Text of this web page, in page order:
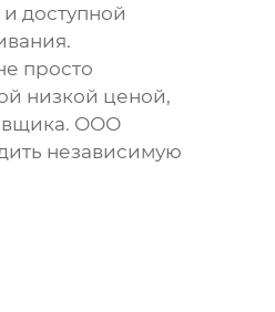
доступной
просто
низкой ценой,
ООО
независимую